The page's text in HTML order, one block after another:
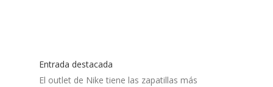
Entrada destacada
El outlet de Nike tiene las zapatillas más